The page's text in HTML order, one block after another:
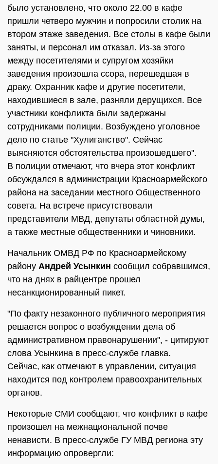
было установлено, что около 22.00 в кафе
пришли четверо мужчин и попросили столик на
втором этаже заведения. Все столы в кафе были
заняты, и персонал им отказал. Из-за этого
между посетителями и супругом хозяйки
заведения произошла ссора, перешедшая в
драку. Охранник кафе и другие посетители,
находившиеся в зале, разняли дерущихся. Все
участники конфликта были задержаны
сотрудниками полиции. Возбуждено уголовное
дело по статье "Хулиганство". Сейчас
выясняются обстоятельства произошедшего".
В полиции отмечают, что вчера этот конфликт
обсуждался в администрации Красноармейского
района на заседании местного Общественного
совета. На встрече присутствовали
представители МВД, депутаты областной думы,
а также местные общественники и чиновники.
Начальник ОМВД РФ по Красноармейскому
району Андрей Усынкин сообщил собравшимся,
что на днях в райцентре прошел
несанкционированный пикет.
"По факту незаконного публичного мероприятия
решается вопрос о возбуждении дела об
административном правонарушении", - цитируют
слова Усынкина в пресс-службе главка.
Сейчас, как отмечают в управлении, ситуация
находится под контролем правоохранительных
органов.
Некоторые СМИ сообщают, что конфликт в кафе
произошел на межнациональной почве
ненависти. В пресс-службе ГУ МВД региона эту
информацию опровергли: